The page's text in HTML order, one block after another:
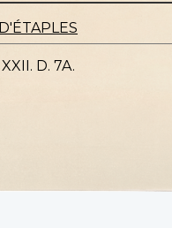
XXII. D. 7A.